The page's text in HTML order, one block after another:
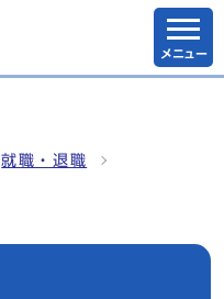
メニュー
就職・退職